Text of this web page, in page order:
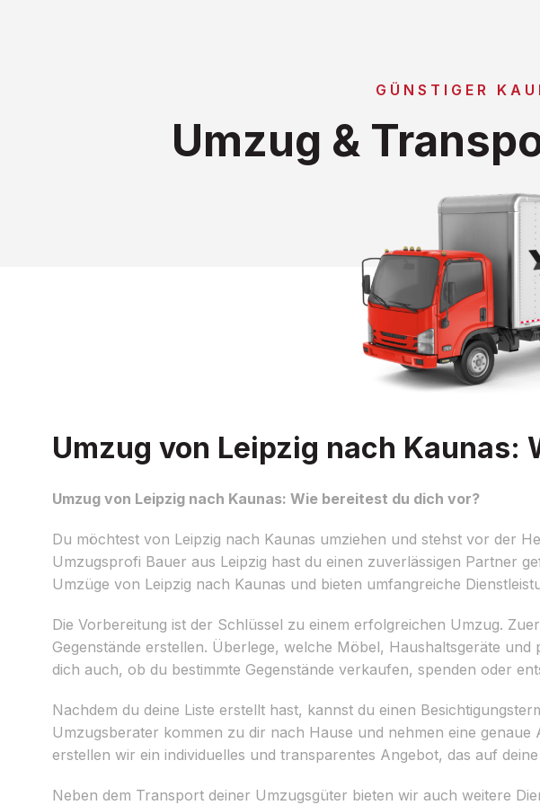
GÜNSTIGER
Umzug &
Umzug von Leipzig nach Kaunas:
Umzug von Leipzig nach Kaunas: Wie bereitest du dich vor?
Du möchtest von Leipzig nach Kaunas umziehen und stehst vor der
Umzugsprofi Bauer aus Leipzig hast du einen zuverlässigen Partner
Umzüge von Leipzig nach Kaunas und bieten umfangreiche
Die Vorbereitung ist der Schlüssel zu einem erfolgreichen Umzug.
Gegenstände erstellen. Überlege, welche Möbel, Haushaltsgeräte
dich auch, ob du bestimmte Gegenstände verkaufen, spenden oder
Nachdem du deine Liste erstellt hast, kannst du einen
Umzugsberater kommen zu dir nach Hause und nehmen eine
erstellen wir ein individuelles und transparentes Angebot, das auf
Neben dem Transport deiner Umzugsgüter bieten wir auch weitere